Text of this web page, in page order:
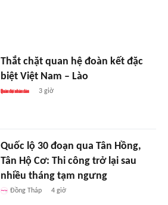
Thắt chặt quan hệ đoàn kết đặc
biệt Việt Nam – Lào
3 giờ
Quốc lộ 30 đoạn qua Tân Hồng,
Tân Hộ Cơ: Thi công trở lại sau
nhiều tháng tạm ngưng
Đồng Tháp 4 giờ